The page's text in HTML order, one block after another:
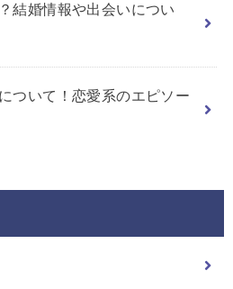
結婚情報や出会いについ
ついて！恋愛系のエピソー